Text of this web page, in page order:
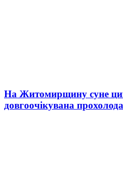
На Житомирщину суне
довгоочікувана прохолода